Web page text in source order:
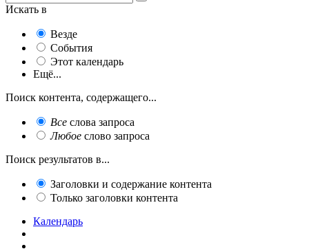
Искать в
Везде
События
Этот календарь
Ещё...
Поиск контента, содержащего...
Все слова запроса
Любое слово запроса
Поиск результатов в...
Заголовки и содержание контента
Только заголовки контента
Календарь